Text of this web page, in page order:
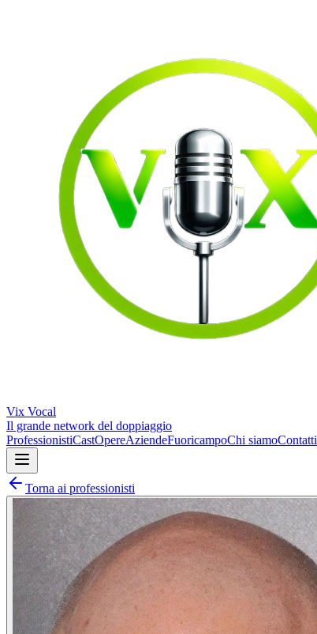
Vix Vocal
Il grande network del doppiaggio
ProfessionistiCastOpereAziendeFuoricampoChi siamoContatti
Torna ai professionisti